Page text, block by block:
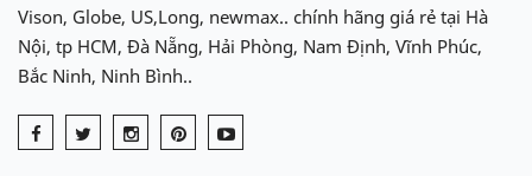
Vison, Globe, US,Long, newmax.. chính hãng giá rẻ tại Hà
Nội, tp HCM, Đà Nẵng, Hải Phòng, Nam Định, Vĩnh Phúc,
Bắc Ninh, Ninh Bình..